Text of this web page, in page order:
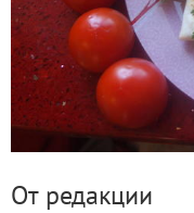
От редакции